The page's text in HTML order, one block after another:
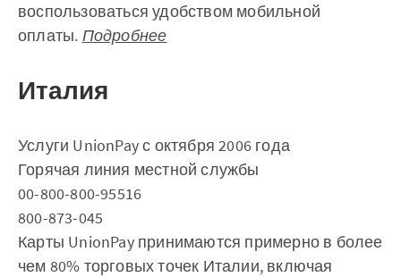
воспользоваться удобством мобильной
оплаты. Подробнее
Италия
Услуги UnionPay с октября 2006 года
Горячая линия местной службы
00-800-800-95516
800-873-045
Карты UnionPay принимаются примерно в более
чем 80% торговых точек Италии, включая